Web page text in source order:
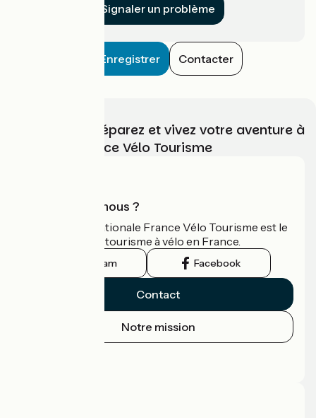
Signaler un problème
Enregistrer Contacter
Choisissez, préparez et vivez votre aventure à
vélo avec France Vélo Tourisme
Qui sommes-nous ?
L'association nationale France Vélo Tourisme est le
guide officiel du tourisme à vélo en France.
Instagram Facebook
Contact
Notre mission